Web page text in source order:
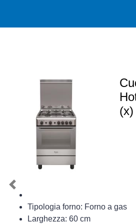
Tipologia forno: Forno a gas
Larghezza: 60 cm
Previous